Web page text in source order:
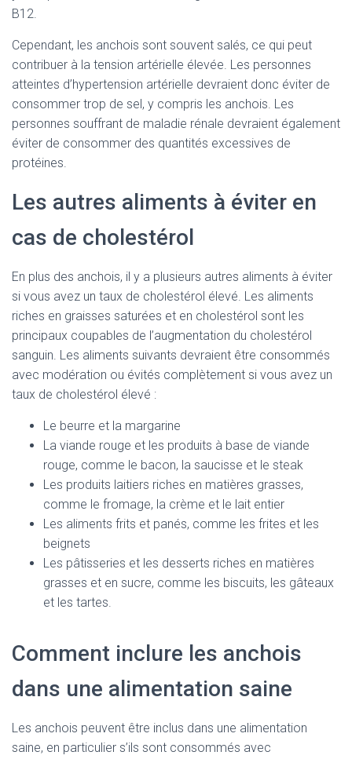
B12.
Cependant, les anchois sont souvent salés, ce qui peut
contribuer à la tension artérielle élevée. Les personnes
atteintes d’hypertension artérielle devraient donc éviter de
consommer trop de sel, y compris les anchois. Les
personnes souffrant de maladie rénale devraient également
éviter de consommer des quantités excessives de
protéines.
Les autres aliments à éviter en
cas de cholestérol
En plus des anchois, il y a plusieurs autres aliments à éviter
si vous avez un taux de cholestérol élevé. Les aliments
riches en graisses saturées et en cholestérol sont les
principaux coupables de l’augmentation du cholestérol
sanguin. Les aliments suivants devraient être consommés
avec modération ou évités complètement si vous avez un
taux de cholestérol élevé :
Le beurre et la margarine
La viande rouge et les produits à base de viande
rouge, comme le bacon, la saucisse et le steak
Les produits laitiers riches en matières grasses,
comme le fromage, la crème et le lait entier
Les aliments frits et panés, comme les frites et les
beignets
Les pâtisseries et les desserts riches en matières
grasses et en sucre, comme les biscuits, les gâteaux
et les tartes.
Comment inclure les anchois
dans une alimentation saine
Les anchois peuvent être inclus dans une alimentation
saine, en particulier s’ils sont consommés avec